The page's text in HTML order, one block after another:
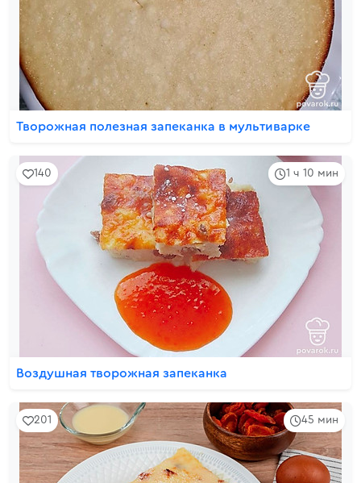
Творожная полезная запеканка в мультиварке
1 ч 10 мин
140
Воздушная творожная запеканка
45 мин
201